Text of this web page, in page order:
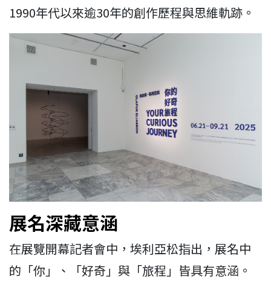
1990年代以來逾30年的創作歷程與思維軌跡。
展名深藏意涵
在展覽開幕記者會中，埃利亞松指出，展名中
的「你」、「好奇」與「旅程」皆具有意涵。